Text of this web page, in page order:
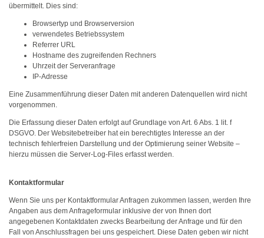
übermittelt. Dies sind:
Browsertyp und Browserversion
verwendetes Betriebssystem
Referrer URL
Hostname des zugreifenden Rechners
Uhrzeit der Serveranfrage
IP-Adresse
Eine Zusammenführung dieser Daten mit anderen Datenquellen wird nicht
vorgenommen.
Die Erfassung dieser Daten erfolgt auf Grundlage von Art. 6 Abs. 1 lit. f
DSGVO. Der Websitebetreiber hat ein berechtigtes Interesse an der
technisch fehlerfreien Darstellung und der Optimierung seiner Website –
hierzu müssen die Server-Log-Files erfasst werden.
Kontaktformular
Wenn Sie uns per Kontaktformular Anfragen zukommen lassen, werden Ihre
Angaben aus dem Anfrageformular inklusive der von Ihnen dort
angegebenen Kontaktdaten zwecks Bearbeitung der Anfrage und für den
Fall von Anschlussfragen bei uns gespeichert. Diese Daten geben wir nicht